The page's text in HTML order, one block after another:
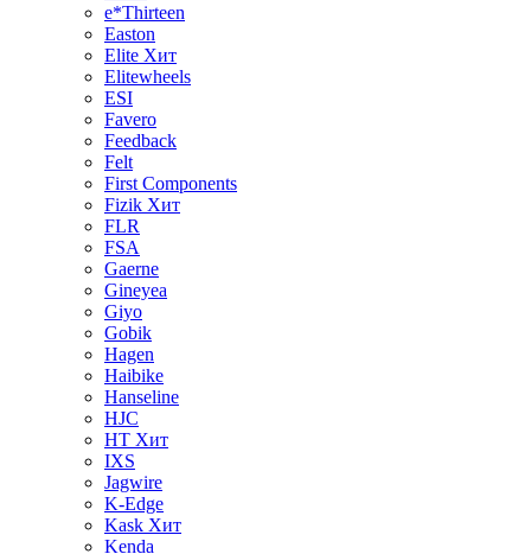
e*Thirteen
Easton
Elite Хит
Elitewheels
ESI
Favero
Feedback
Felt
First Components
Fizik Хит
FLR
FSA
Gaerne
Gineyea
Giyo
Gobik
Hagen
Haibike
Hanseline
HJC
HT Хит
IXS
Jagwire
K-Edge
Kask Хит
Kenda